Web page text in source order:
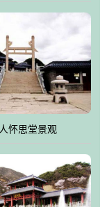
五行相生相克、天
到历史文化中。一
户选位，可依据生
爱好等等。堂中是
渊明"亲戚或余悲，
句。反应了回归大
怀思堂景观